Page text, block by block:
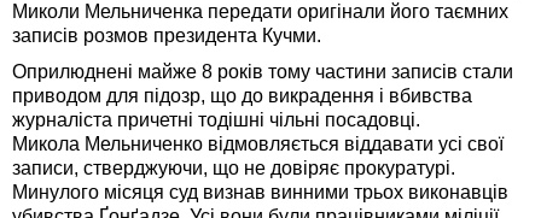
Миколи Мельниченка передати оригінали його таємних
записів розмов президента Кучми.
Оприлюднені майже 8 років тому частини записів стали
приводом для підозр, що до викрадення і вбивства
журналіста причетні тодішні чільні посадовці.
Микола Мельниченко відмовляється віддавати усі свої
записи, стверджуючи, що не довіряє прокуратурі.
Минулого місяця суд визнав винними трьох виконавців